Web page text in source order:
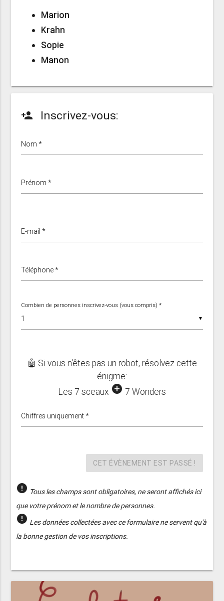
Marion
Krahn
Sopie
Manon
person_add Inscrivez-vous:
Nom *
Prénom *
E-mail *
Téléphone *
▼
Combien de personnes inscrivez-vous (vous compris) *
🤖 Si vous n'êtes pas un robot, résolvez cette
énigme:
Les 7 sceaux add_circle 7 Wonders
Chiffres uniquement *
CET ÉVÈNEMENT EST PASSÉ !
error Tous les champs sont obligatoires, ne seront affichés ici
que votre prénom et le nombre de personnes.
error Les données collectées avec ce formulaire ne servent qu'à
la bonne gestion de vos inscriptions.